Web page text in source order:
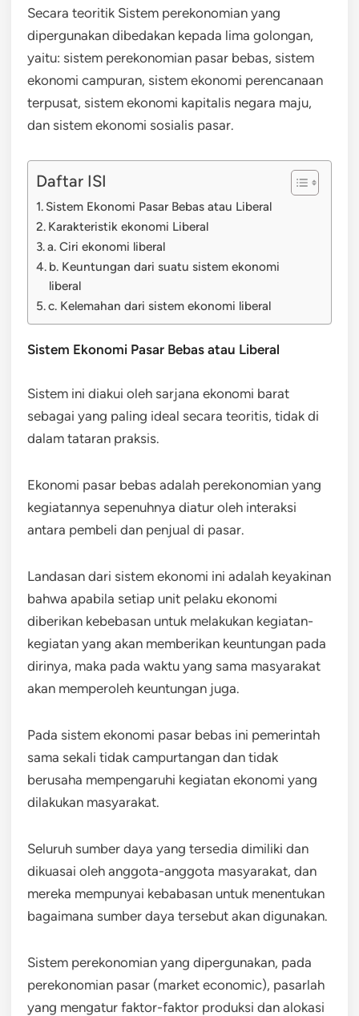
Secara teoritik Sistem perekonomian yang
dipergunakan dibedakan kepada lima golongan,
yaitu: sistem perekonomian pasar bebas, sistem
ekonomi campuran, sistem ekonomi perencanaan
terpusat, sistem ekonomi kapitalis negara maju,
dan sistem ekonomi sosialis pasar.
Daftar ISI
Sistem Ekonomi Pasar Bebas atau Liberal
Karakteristik ekonomi Liberal
a. Ciri ekonomi liberal
b. Keuntungan dari suatu sistem ekonomi
liberal
c. Kelemahan dari sistem ekonomi liberal
Sistem Ekonomi Pasar Bebas atau Liberal
Sistem ini diakui oleh sarjana ekonomi barat
sebagai yang paling ideal secara teoritis, tidak di
dalam tataran praksis.
Ekonomi pasar bebas adalah perekonomian yang
kegiatannya sepenuhnya diatur oleh interaksi
antara pembeli dan penjual di pasar.
Landasan dari sistem ekonomi ini adalah keyakinan
bahwa apabila setiap unit pelaku ekonomi
diberikan kebebasan untuk melakukan kegiatan-
kegiatan yang akan memberikan keuntungan pada
dirinya, maka pada waktu yang sama masyarakat
akan memperoleh keuntungan juga.
Pada sistem ekonomi pasar bebas ini pemerintah
sama sekali tidak campurtangan dan tidak
berusaha mempengaruhi kegiatan ekonomi yang
dilakukan masyarakat.
Seluruh sumber daya yang tersedia dimiliki dan
dikuasai oleh anggota-anggota masyarakat, dan
mereka mempunyai kebabasan untuk menentukan
bagaimana sumber daya tersebut akan digunakan.
Sistem perekonomian yang dipergunakan, pada
perekonomian pasar (market economic), pasarlah
yang mengatur faktor-faktor produksi dan alokasi